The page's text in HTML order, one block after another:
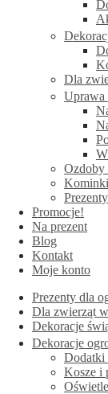
Dla
Uprawa
Ozdoby
Promocje!
Na prezent
Blog
Kontakt
Moje konto
Prezenty dla
Dla zwierząt
Dekoracje
Dekoracje
Dodatki
Kosze i